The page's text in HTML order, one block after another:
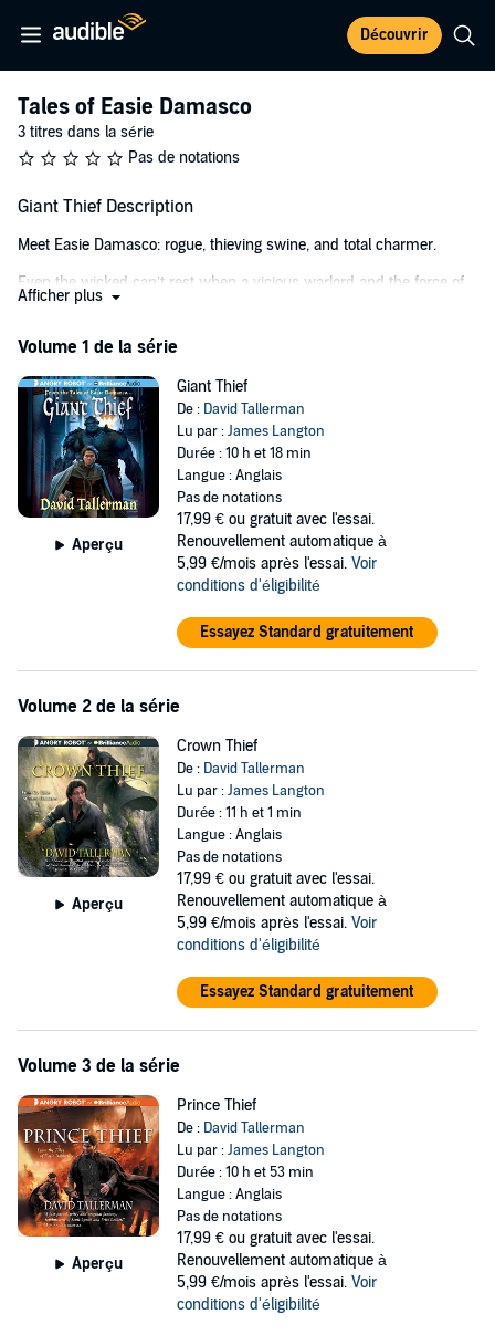
Découvrir
Tales of Easie Damasco
3 titres dans la série
Pas de notations
Giant Thief Description
Meet Easie Damasco: rogue, thieving swine, and total charmer.
Even the wicked can’t rest when a vicious warlord and the force of
enslaved giants he commands invade their homeland. Damasco
Afficher plus
Volume 1 de la série
Aperçu
Giant Thief
De : David Tallerman
Lu par :James Langton
Durée : 10 h et 18 min
Langue : Anglais
Pas de notations
17,99 € ou gratuit avec l'essai.
Renouvellement automatique à
5,99 €/mois après l'essai. Voir
conditions d'éligibilité
Essayez Standard gratuitement
Volume 2 de la série
Aperçu
Crown Thief
De : David Tallerman
Lu par :James Langton
Durée : 11 h et 1 min
Langue : Anglais
Pas de notations
17,99 € ou gratuit avec l'essai.
Renouvellement automatique à
5,99 €/mois après l'essai. Voir
conditions d'éligibilité
Essayez Standard gratuitement
Volume 3 de la série
Aperçu
Prince Thief
De : David Tallerman
Lu par :James Langton
Durée : 10 h et 53 min
Langue : Anglais
Pas de notations
17,99 € ou gratuit avec l'essai.
Renouvellement automatique à
5,99 €/mois après l'essai. Voir
conditions d'éligibilité